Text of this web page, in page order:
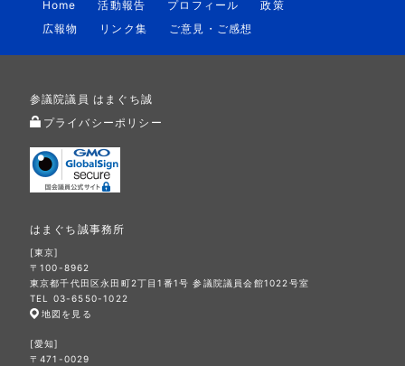
Home 活動報告 プロフィール
政策
広報物
リンク集 ご意見・ご感想
参議院議員 はまぐち誠
プライバシーポリシー
はまぐち誠事務所
[東京]
〒100-8962
東京都千代田区永田町2丁目1番1号 参議院議員会館1022号室
TEL 03-6550-1022
地図を見る
[愛知]
〒471-0029